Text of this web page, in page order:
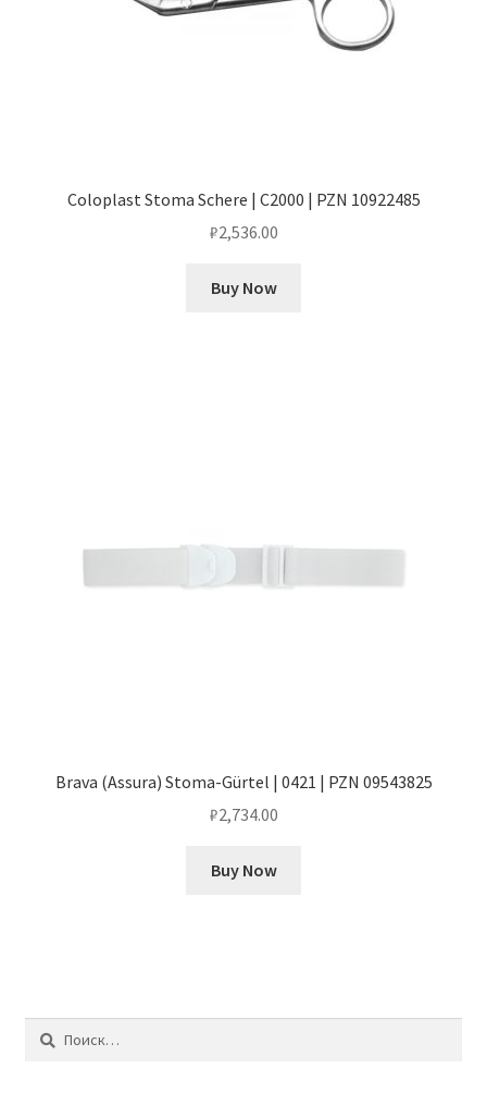
Coloplast Stoma Schere | C2000 | PZN 10922485
₽2,536.00
Buy Now
Brava (Assura) Stoma-Gürtel | 0421 | PZN 09543825
₽2,734.00
Buy Now
Найти: